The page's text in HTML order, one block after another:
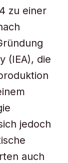
zu einer
(IEA), die
jedoch
auch